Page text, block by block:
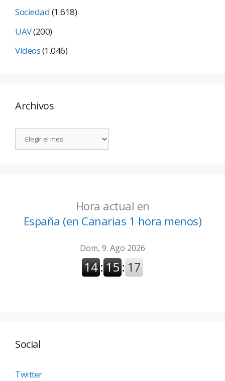
Sociedad(1.618)
UAV(200)
Vídeos(1.046)
Archivos
Hora actual en
España (en Canarias 1 hora menos)
Social
Twitter